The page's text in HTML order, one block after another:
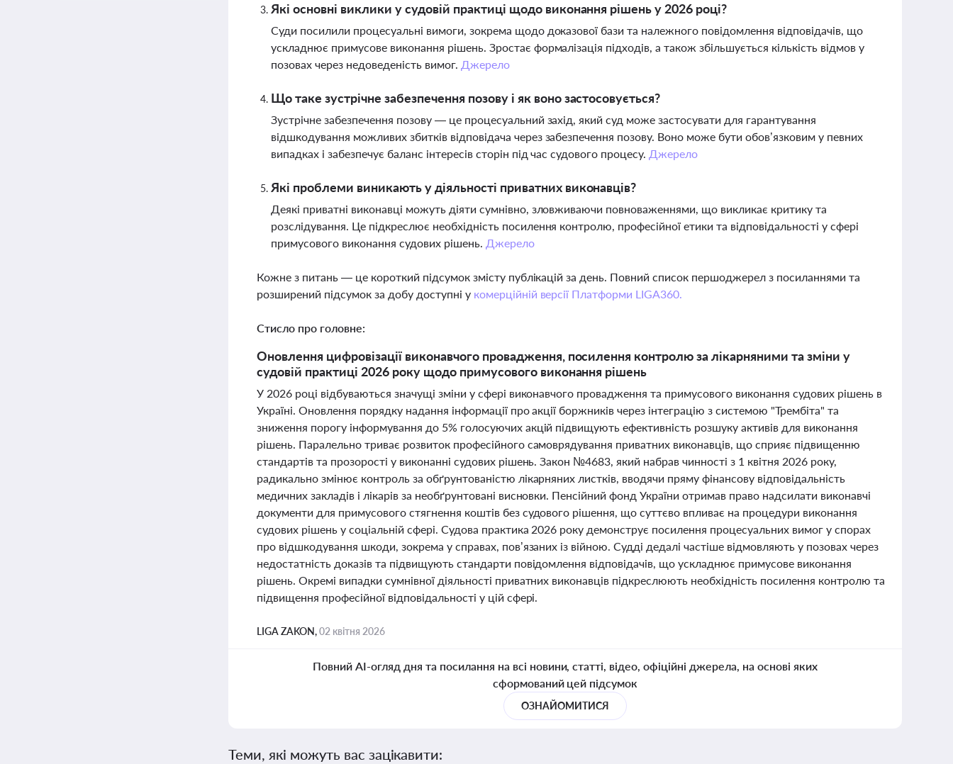
Які основні виклики у судовій практиці щодо виконання рішень у 2026 році?
Суди посилили процесуальні вимоги, зокрема щодо доказової бази та належного повідомлення відповідачів, що
ускладнює примусове виконання рішень. Зростає формалізація підходів, а також збільшується кількість відмов у
позовах через недоведеність вимог. Джерело
Що таке зустрічне забезпечення позову і як воно застосовується?
Зустрічне забезпечення позову — це процесуальний захід, який суд може застосувати для гарантування
відшкодування можливих збитків відповідача через забезпечення позову. Воно може бути обов’язковим у певних
випадках і забезпечує баланс інтересів сторін під час судового процесу. Джерело
Які проблеми виникають у діяльності приватних виконавців?
Деякі приватні виконавці можуть діяти сумнівно, зловживаючи повноваженнями, що викликає критику та
розслідування. Це підкреслює необхідність посилення контролю, професійної етики та відповідальності у сфері
примусового виконання судових рішень. Джерело
Кожне з питань — це короткий підсумок змісту публікацій за день. Повний список першоджерел з посиланнями та
розширений підсумок за добу доступні у комерційній версії Платформи LIGA360.
Стисло про головне:
Оновлення цифровізації виконавчого провадження, посилення контролю за лікарняними та зміни у
судовій практиці 2026 року щодо примусового виконання рішень
У 2026 році відбуваються значущі зміни у сфері виконавчого провадження та примусового виконання судових рішень в
Україні. Оновлення порядку надання інформації про акції боржників через інтеграцію з системою "Трембіта" та
зниження порогу інформування до 5% голосуючих акцій підвищують ефективність розшуку активів для виконання
рішень. Паралельно триває розвиток професійного самоврядування приватних виконавців, що сприяє підвищенню
стандартів та прозорості у виконанні судових рішень. Закон №4683, який набрав чинності з 1 квітня 2026 року,
радикально змінює контроль за обґрунтованістю лікарняних листків, вводячи пряму фінансову відповідальність
медичних закладів і лікарів за необґрунтовані висновки. Пенсійний фонд України отримав право надсилати виконавчі
документи для примусового стягнення коштів без судового рішення, що суттєво впливає на процедури виконання
судових рішень у соціальній сфері. Судова практика 2026 року демонструє посилення процесуальних вимог у спорах
про відшкодування шкоди, зокрема у справах, пов’язаних із війною. Судді дедалі частіше відмовляють у позовах через
недостатність доказів та підвищують стандарти повідомлення відповідачів, що ускладнює примусове виконання
рішень. Окремі випадки сумнівної діяльності приватних виконавців підкреслюють необхідність посилення контролю та
підвищення професійної відповідальності у цій сфері.
LIGA ZAKON,02 квітня 2026
Повний AI-огляд дня та посилання на всі новини, статті, відео, офіційні джерела, на основі яких
сформований цей підсумок
ОЗНАЙОМИТИСЯ
Теми, які можуть вас зацікавити: